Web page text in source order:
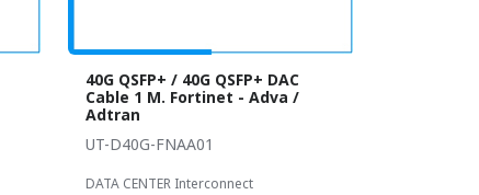
40G QSFP+ / 40G QSFP+ DAC
Cable 1 M. Fortinet - Adva /
Adtran
UT-D40G-FNAA01
DATA CENTER Interconnect